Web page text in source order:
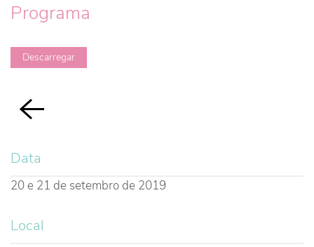
Programa
Descarregar
Data
20 e 21 de setembro de 2019
Local